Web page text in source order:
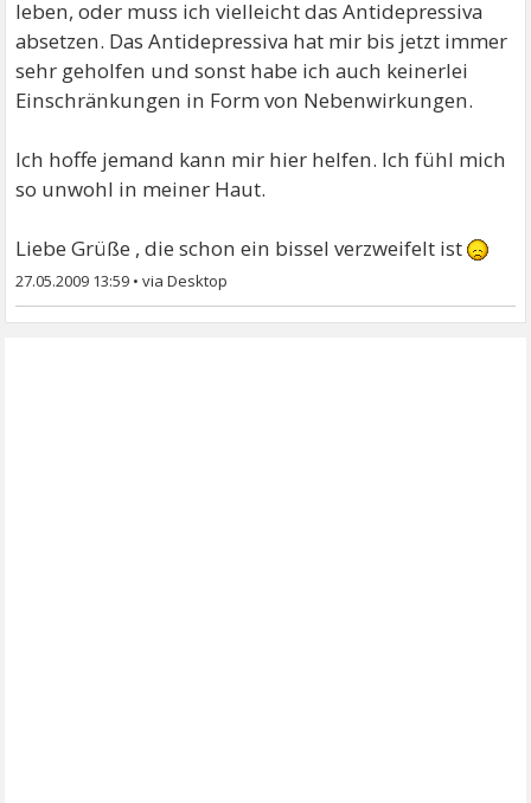
leben, oder muss ich vielleicht das Antidepressiva
absetzen. Das Antidepressiva hat mir bis jetzt immer
sehr geholfen und sonst habe ich auch keinerlei
Einschränkungen in Form von Nebenwirkungen.
Ich hoffe jemand kann mir hier helfen. Ich fühl mich
so unwohl in meiner Haut.
Liebe Grüße , die schon ein bissel verzweifelt ist
27.05.2009 13:59 •